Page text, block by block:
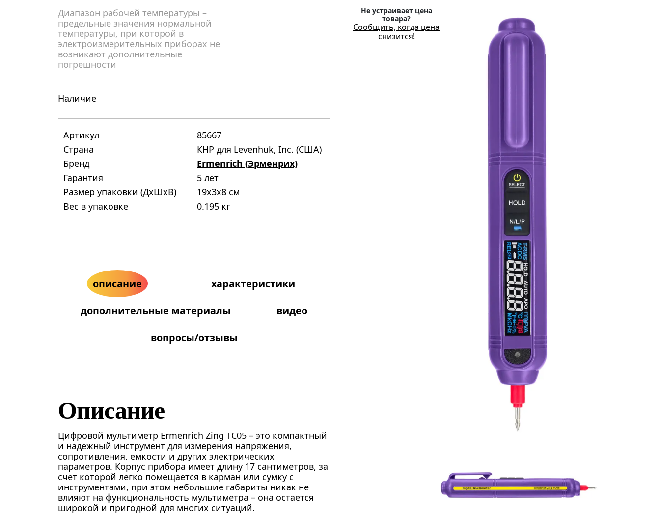
Не устраивает цена
товара?
Сообщить, когда цена
снизится!
Диапазон рабочей температуры –
предельные значения нормальной
температуры, при которой в
электроизмерительных приборах не
возникают дополнительные
погрешности
Наличие
Артикул
85667
Страна
КНР для Levenhuk, Inc. (США)
Бренд
Ermenrich (Эрменрих)
Гарантия
5 лет
Размер упаковки (ДxШxВ)
19x3x8 см
Вес в упаковке
0.195 кг
описание характеристики
дополнительные материалы видео
вопросы/отзывы
Описание
Цифровой мультиметр Ermenrich Zing TC05 – это компактный
и надежный инструмент для измерения напряжения,
сопротивления, емкости и других электрических
параметров. Корпус прибора имеет длину 17 сантиметров, за
счет которой легко помещается в карман или сумку с
инструментами, при этом небольшие габариты никак не
влияют на функциональность мультиметра – она остается
широкой и пригодной для многих ситуаций.